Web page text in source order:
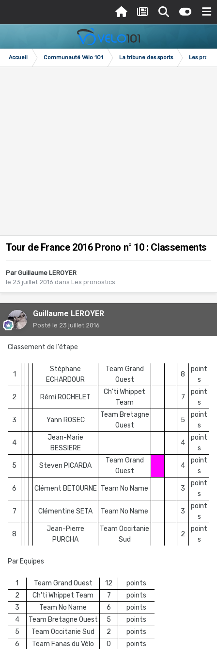
Accueil Communauté Vélo 101 La tribune des sports Les
Tour de France 2016 Prono n° 10 : Classements
Par Guillaume LEROYER
le 23 juillet 2016 dans Les pronostics
Guillaume LEROYER
Posté le 23 juillet 2016
Classement de l'étape
1
Stéphane
ECHARDOUR
Team Grand
Ouest
8
point
s
2 Rémi ROCHELET
Ch'ti Whippet
Team
7
point
s
3 Yann ROSEC
Team Bretagne
Ouest
5
point
s
4
Jean-Marie
BESSIERE
4
point
s
5 Steven PICARDA
Team Grand
Ouest
4
point
s
6 Clément BETOURNE Team No Name 3
point
s
7 Clémentine SETA Team No Name 3
point
s
8
Jean-Pierre
PURCHA
Team Occitanie
Sud
2
point
s
Par Equipes
1 Team Grand Ouest 12
points
2
Ch'ti Whippet Team 7
points
3
Team No Name 6
points
4
Team Bretagne Ouest 5
points
5
Team Occitanie Sud 2
points
6
Team Fanas du Vélo 0 points